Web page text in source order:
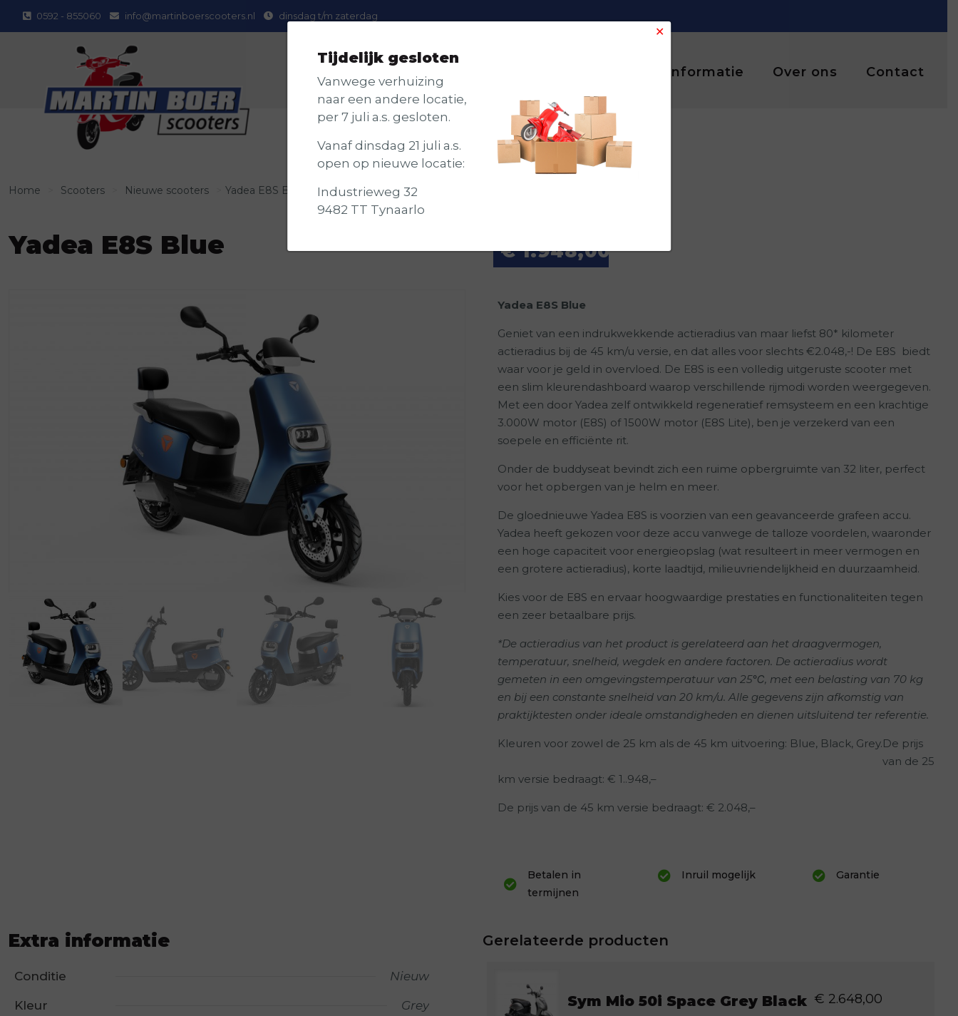
0592 - 855060 info@martinboerscooters.nl dinsdag t/m zaterdag
Informatie Over ons Contact
Home Scooters Nieuwe scooters Yadea E8S Blue
Yadea E8S Blue €1.948,00
Yadea E8S Blue
Geniet van een indrukwekkende actieradius van maar liefst 80* kilometer
actieradius bij de 45 km/u versie, en dat alles voor slechts €2.048,-! De E8S biedt
waar voor je geld in overvloed. De E8S is een volledig uitgeruste scooter met
een slim kleurendashboard waarop verschillende rijmodi worden weergegeven.
Met een door Yadea zelf ontwikkeld regeneratief remsysteem en een krachtige
3.000W motor (E8S) of 1500W motor (E8S Lite), ben je verzekerd van een
soepele en efficiënte rit.
Onder de buddyseat bevindt zich een ruime opbergruimte van 32 liter, perfect
voor het opbergen van je helm en meer.
De gloednieuwe Yadea E8S is voorzien van een geavanceerde grafeen accu.
Yadea heeft gekozen voor deze accu vanwege de talloze voordelen, waaronder
een hoge capaciteit voor energieopslag (wat resulteert in meer vermogen en
een grotere actieradius), korte laadtijd, milieuvriendelijkheid en duurzaamheid.
Kies voor de E8S en ervaar hoogwaardige prestaties en functionaliteiten tegen
een zeer betaalbare prijs.
*De actieradius van het product is gerelateerd aan het draagvermogen,
temperatuur, snelheid, wegdek en andere factoren. De actieradius wordt
gemeten in een omgevingstemperatuur van 25℃, met een belasting van 70 kg
en bij een constante snelheid van 20 km/u. Alle gegevens zijn afkomstig van
praktijktesten onder ideale omstandigheden en dienen uitsluitend ter referentie.
Kleuren voor zowel de 25 km als de 45 km uitvoering: Blue, Black, Grey.De prijs
van de 25
km versie bedraagt: € 1..948,–
De prijs van de 45 km versie bedraagt: € 2.048,–
Betalen in
termijnen
Inruil mogelijk Garantie
Extra informatie
Conditie Nieuw
Kleur Grey
Gerelateerde producten
Sym Mio 50i Space Grey Black € 2.648,00
✕
Tijdelijk gesloten
Vanwege verhuizing
naar een andere locatie,
per 7 juli a.s. gesloten.
Vanaf dinsdag 21 juli a.s.
open op nieuwe locatie:
Industrieweg 32
9482 TT Tynaarlo